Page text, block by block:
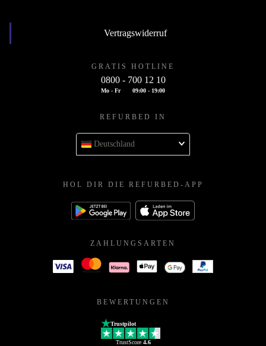
Vertragswiderruf
GRATIS HOTLINE
0800 - 700 12 10
Mo - Fr 09:00 - 19:00
REFURBED IN
Deutschland
HOL DIR DIE REFURBED-APP
ZAHLUNGSARTEN
BEWERTUNGEN
Trustpilot
TrustScore 4.6